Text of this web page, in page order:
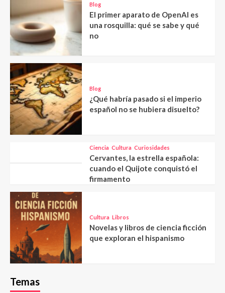
Blog
El primer aparato de OpenAI es
una rosquilla: qué se sabe y qué
no
Blog
¿Qué habría pasado si el imperio
español no se hubiera disuelto?
Ciencia Cultura Curiosidades
Cervantes, la estrella española:
cuando el Quijote conquistó el
firmamento
Cultura Libros
Novelas y libros de ciencia ficción
que exploran el hispanismo
Temas